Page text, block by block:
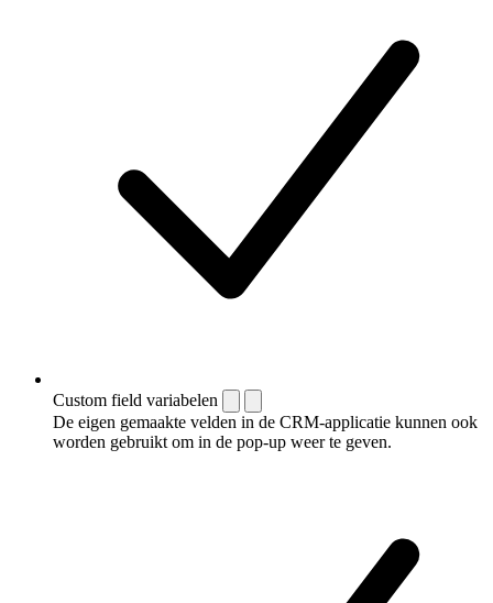
Custom field variabelen
De eigen gemaakte velden in de CRM-applicatie kunnen ook
worden gebruikt om in de pop-up weer te geven.